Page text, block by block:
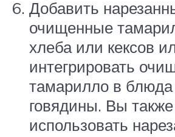
Добавить
очищенные
хлеба или кексов
интегрировать
тамарилло в блюда
говядины. Вы
использовать